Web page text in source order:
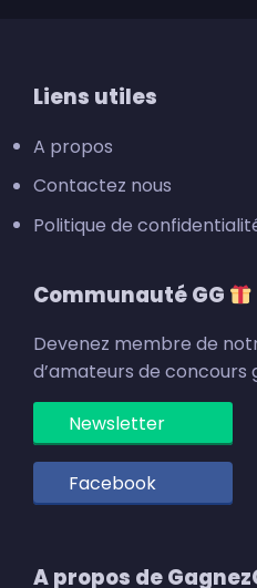
Footer
Liens utiles
A propos
Contactez nous
Politique de
Communauté GG
Devenez membre de
d’amateurs de concours
Newsletter
Facebook
A propos de